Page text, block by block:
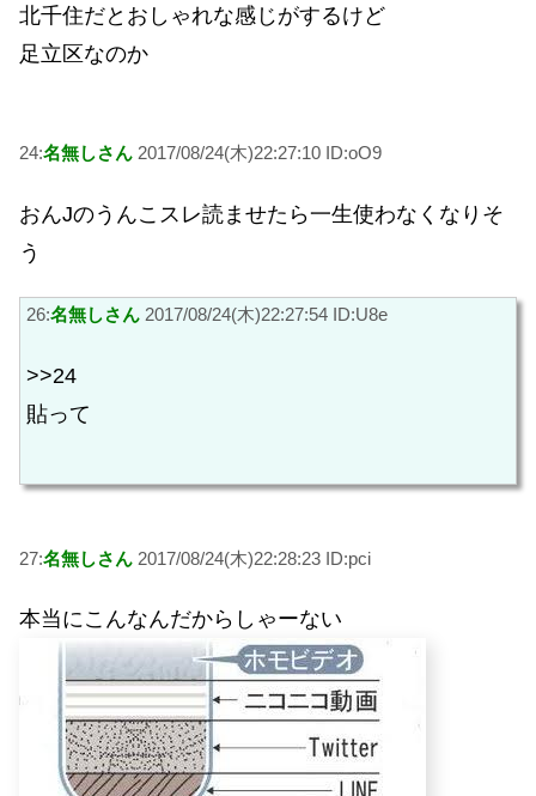
北千住だとおしゃれな感じがするけど
足立区なのか
24:名無しさん 2017/08/24(木)22:27:10 ID:oO9
おんJのうんこスレ読ませたら一生使わなくなりそ
う
26:名無しさん 2017/08/24(木)22:27:54 ID:U8e
>>24
貼って
27:名無しさん 2017/08/24(木)22:28:23 ID:pci
本当にこんなんだからしゃーない